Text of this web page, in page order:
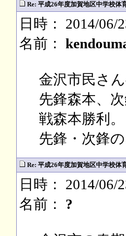
Re: 平成26年度加賀地区中学校体
日時： 2014/06/
名前：
金沢市民さ
先鋒森本、
戦森本勝利。
先鋒・次鋒
Re: 平成26年度加賀地区中学校体
日時： 2014/06/
名前： ?